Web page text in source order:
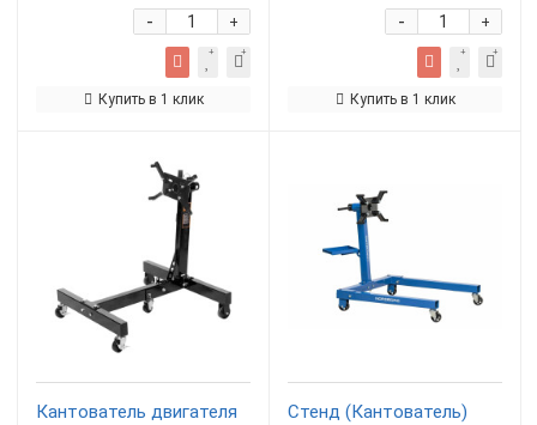
+
-
Купить в 1 клик
+
-
Купить в 1 клик
Кантователь двигателя
Стенд (Кантователь)